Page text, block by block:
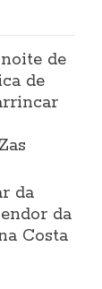
de
de
da
da
Costa